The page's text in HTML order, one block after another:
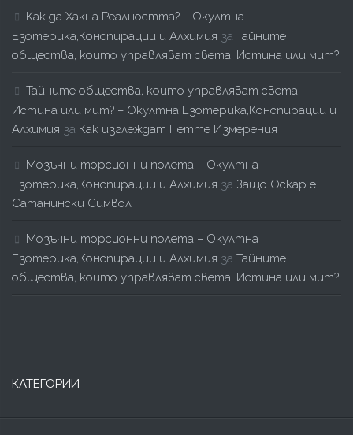
Как да Хакна Реалността? – Окултна
Езотерика,Конспирации и Алхимия за Тайните
общества, които управляват света: Истина или мит?
Тайните общества, които управляват света:
Истина или мит? – Окултна Езотерика,Конспирации и
Алхимия за Как изглеждат Петте Измерения
Мозъчни торсионни полета – Окултна
Езотерика,Конспирации и Алхимия за Защо Оскар е
Сатанински Символ
Мозъчни торсионни полета – Окултна
Езотерика,Конспирации и Алхимия за Тайните
общества, които управляват света: Истина или мит?
КАТЕГОРИИ